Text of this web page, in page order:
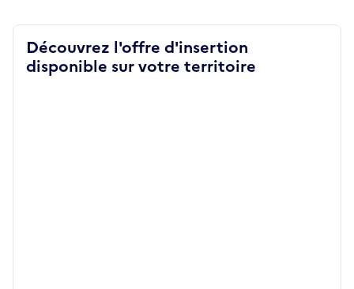
Découvrez l'offre d'insertion
disponible sur votre territoire